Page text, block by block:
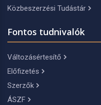
Közbeszerzési Tudástár
Fontos tudnivalók
Változásértesítő
Előfizetés
Szerzők
ÁSZF